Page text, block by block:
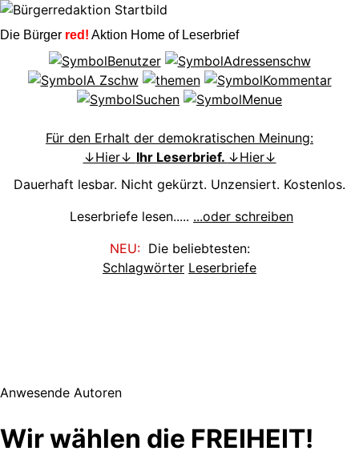
Die Bürger red! Aktion Home of Leserbrief
Für den Erhalt der demokratischen Meinung:
↓Hier↓ Ihr Leserbrief. ↓Hier↓
Dauerhaft lesbar. Nicht gekürzt. Unzensiert. Kostenlos.
Leserbriefe lesen..... ...oder schreiben
NEU:Die beliebtesten:
Schlagwörter Leserbriefe
Anwesende Autoren
Wir wählen die FREIHEIT!